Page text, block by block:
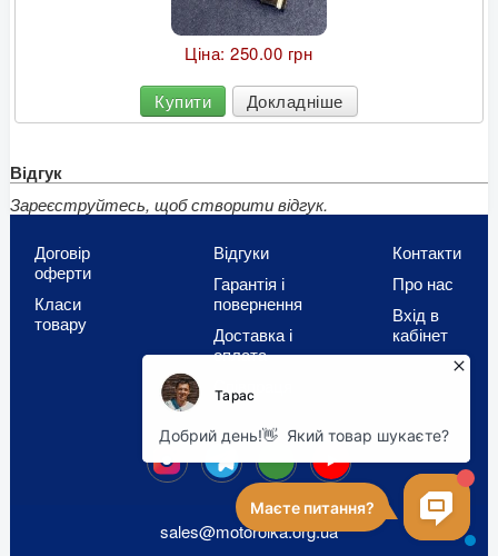
Ціна:250.00 грн
Купити Докладніше
Відгук
Зареєструйтесь, щоб створити відгук.
Договір
оферти
Класи
товару
Відгуки
Гарантія і
повернення
Доставка і
оплата
Співпраця
Контакти
Про нас
Вхід в
кабінет
sales@motorolka.org.ua